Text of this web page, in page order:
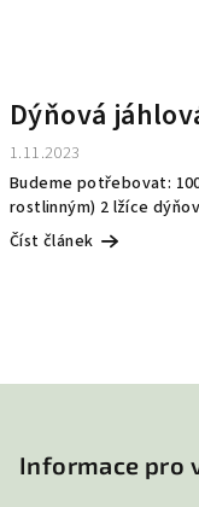
Dýňová
1.11.2023
Budeme potřebovat:
rostlinným) 2 lžíce
Číst článek
Informace pro